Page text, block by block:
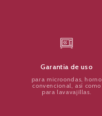
Garantia de uso
para microondas, horno
convencional, así como
para lavavajillas.